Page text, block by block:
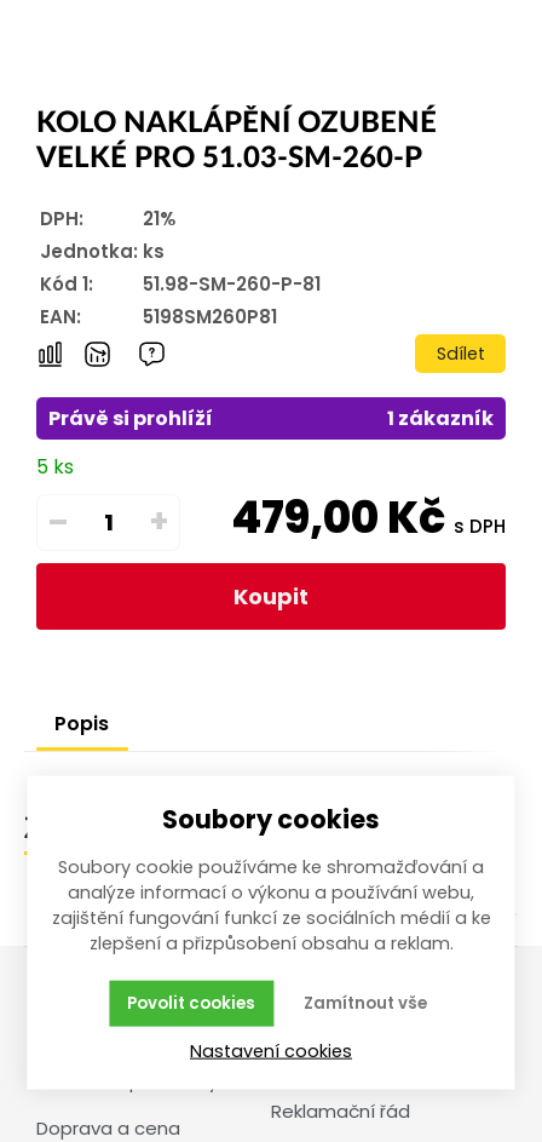
KOLO NAKLÁPĚNÍ OZUBENÉ
VELKÉ PRO 51.03-SM-260-P
DPH:
21%
Jednotka: ks
Kód 1:
51.98-SM-260-P-81
EAN:
5198SM260P81
Sdílet
Právě si prohlíží
1 zákazník
5 ks
– + 479,00Kč s DPH
Koupit
Popis
Zařazení zboží
Vše o nákupu
Doprava a cena
Reklamace,
vrácení, servis
Reklamační řád
Soubory cookies
Soubory cookie používáme ke shromažďování a
analýze informací o výkonu a používání webu,
zajištění fungování funkcí ze sociálních médií a ke
zlepšení a přizpůsobení obsahu a reklam.
Zamítnout vše
Povolit cookies
Nastavení cookies